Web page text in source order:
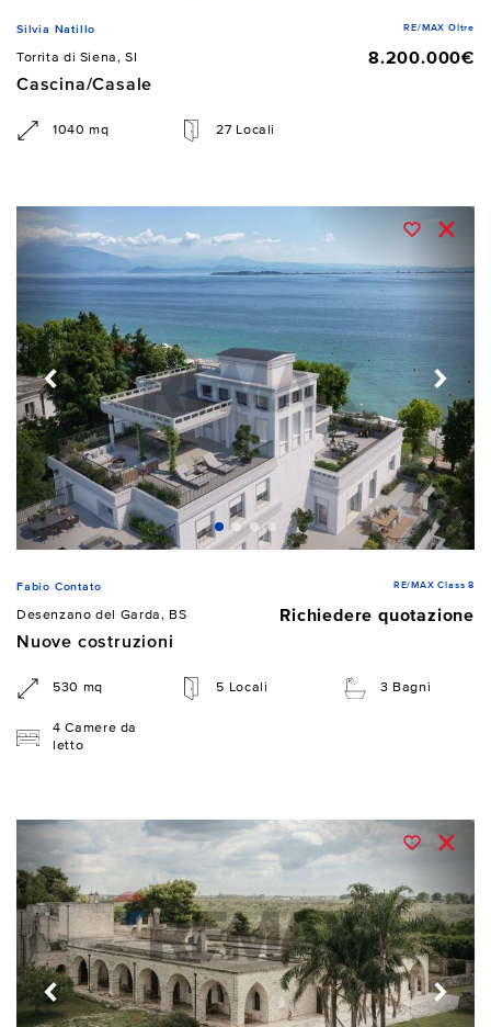
Silvia Natillo RE/MAX Oltre
Torrita di Siena, SI
8.200.000€
Cascina/Casale
1040 mq 27 Locali
Fabio Contato RE/MAX Class 8
Desenzano del Garda, BS
Richiedere quotazione
Nuove costruzioni
530 mq 5 Locali 3 Bagni
4 Camere da
letto